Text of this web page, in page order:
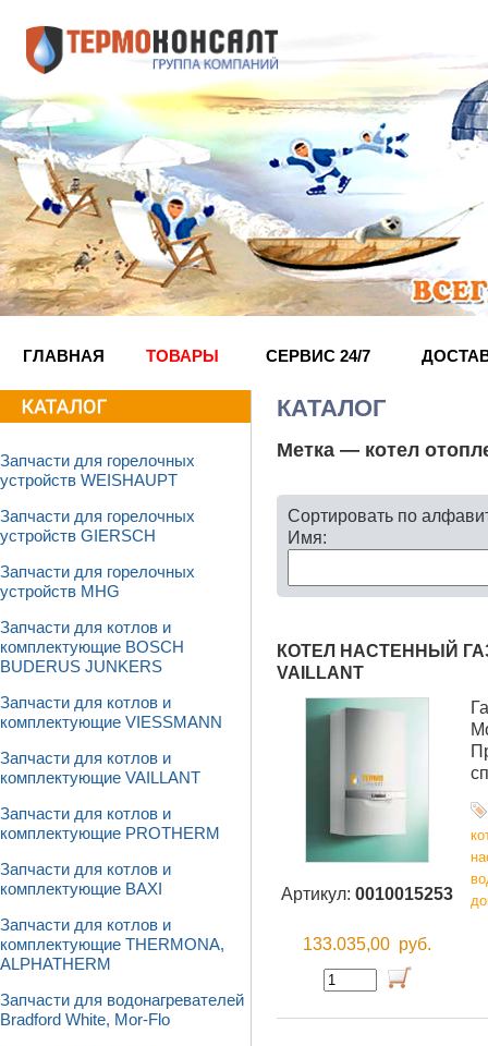
ГЛАВНАЯ ТОВАРЫ СЕРВИС 24/7
Запчасти для горелочных
устройств WEISHAUPT
Запчасти для горелочных
устройств GIERSCH
Запчасти для горелочных
устройств MHG
Запчасти для котлов и
комплектующие BOSCH
BUDERUS JUNKERS
Запчасти для котлов и
комплектующие VIESSMANN
Запчасти для котлов и
комплектующие VAILLANT
Запчасти для котлов и
комплектующие PROTHERM
Запчасти для котлов и
комплектующие BAXI
Запчасти для котлов и
комплектующие THERMONA,
ALPHATHERM
Запчасти для водонагревателей
Bradford White, Mor-Flo
КАТАЛОГ
Метка — котел
Сортировать по
Имя:
КОТЕЛ НАСТЕННЫЙ
VAILLANT
Артикул: 0010015253
133.035,00 руб.